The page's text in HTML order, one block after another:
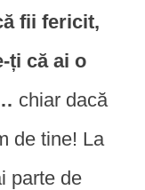
fii fericit,
ți că ai o
chiar dacă
de tine! La
parte de